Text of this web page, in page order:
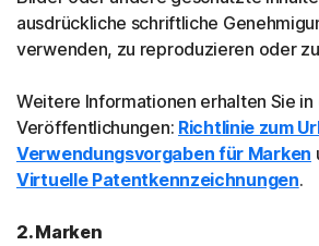
ausdrückliche schriftliche
verwenden, zu reproduzieren oder
Weitere Informationen erhalten Sie
Veröffentlichungen: Richtlinie zum
Verwendungsvorgaben für Marken
Virtuelle Patentkennzeichnungen.
2. Marken